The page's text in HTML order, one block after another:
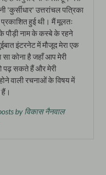
'कुर्सीधार' उत्तरांचल पत्रिका
हुई थी। मैं मूलतः
पौड़ी नाम के कस्बे के रहने
इंटरनेट में मौजूद मेरा एक
सा कोना है जहाँ आप मेरी
पढ़ सकते हैं और मेरी
वाली रचनाओं के विषय में
by विकास नैनवाल